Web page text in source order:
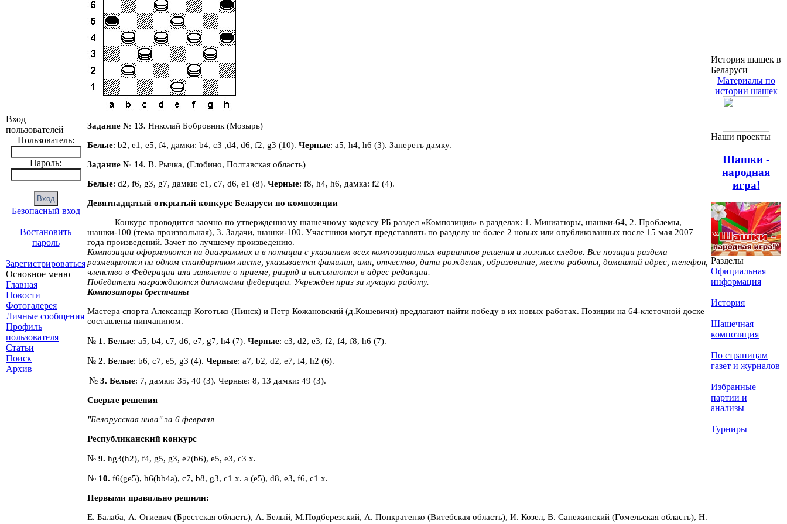
Вход
пользователей
Пользователь:
Пароль:
Безопасный вход
Востановить
пароль
Зарегистрироваться
Основное меню
Главная
Новости
Фотогалерея
Личные сообщения
Профиль
пользователя
Статьи
Поиск
Архив
Задание № 13. Николай Бобровник (Мозырь)
Белые: b2, e1, e5, f4, дамки: b4, c3 ,d4, d6, f2, g3 (10). Черные: a5, h4, h6 (3). Запереть дамку.
Задание № 14. В. Рычка, (Глобино, Полтавская область)
Белые: d2, f6, g3, g7, дамки: c1, c7, d6, e1 (8). Черные: f8, h4, h6, дамка: f2 (4).
Девятнадцатый открытый конкурс Беларуси по композиции
Конкурс проводится заочно по утвержденному шашечному кодексу РБ раздел «Композиция» в разделах: 1. Миниатюры, шашки-64, 2. Проблемы,
шашки-100 (тема произвольная), 3. Задачи, шашки-100. Участники могут представлять по разделу не более 2 новых или опубликованных после 15 мая 2007
года произведений. Зачет по лучшему произведению.
Композиции оформляются на диаграммах и в нотации с указанием всех композиционных вариантов решения и ложных следов. Все позиции раздела
размещаются на одном стандартном листе, указывается фамилия, имя, отчество, дата рождения, образование, место работы, домашний адрес, телефон,
членство в Федерации или заявление о приеме, разряд и высылаются в адрес редакции.
Победители награждаются дипломами федерации. Учрежден приз за лучшую работу.
Композиторы брестчины
Мастера спорта Александр Коготько (Пинск) и Петр Кожановский (д.Кошевичи) предлагают найти победу в их новых работах. Позиции на 64-клеточной доске
составлены пинчанином.
№ 1. Белые: a5, b4, c7, d6, e7, g7, h4 (7). Черные: c3, d2, e3, f2, f4, f8, h6 (7).
№ 2. Белые: b6, c7, e5, g3 (4). Черные: a7, b2, d2, e7, f4, h2 (6).
№ 3. Белые: 7, дамки: 35, 40 (3). Черные: 8, 13 дамки: 49 (3).
Сверьте решения
"Белорусская нива" за 6 февраля
Республиканский конкурс
№ 9. hg3(h2), f4, g5, g3, e7(b6), e5, e3, c3 x.
№ 10. f6(ge5), h6(bb4a), c7, b8, g3, c1 x. a (e5), d8, e3, f6, c1 x.
Первыми правильно решили:
Е. Балаба, А. Огиевич (Брестская область), А. Белый, М.Подберезский, А. Понкратенко (Витебская область), И. Козел, В. Сапежинский (Гомельская область), Н.
История шашек в
Беларуси
Материалы по
истории шашек
Наши проекты
Шашки -
народная
игра!
Разделы
Официальная
информация
История
Шашечная
композиция
По страницам
газет и журналов
Избранные
партии и
анализы
Турниры